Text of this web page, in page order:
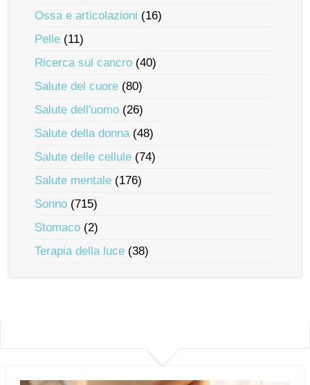
Ossa e articolazioni (16)
Pelle (11)
Ricerca sul cancro (40)
Salute del cuore (80)
Salute dell'uomo (26)
Salute della donna(48)
Salute delle cellule (74)
Salute mentale (176)
Sonno (715)
Stomaco (2)
Terapia della luce (38)